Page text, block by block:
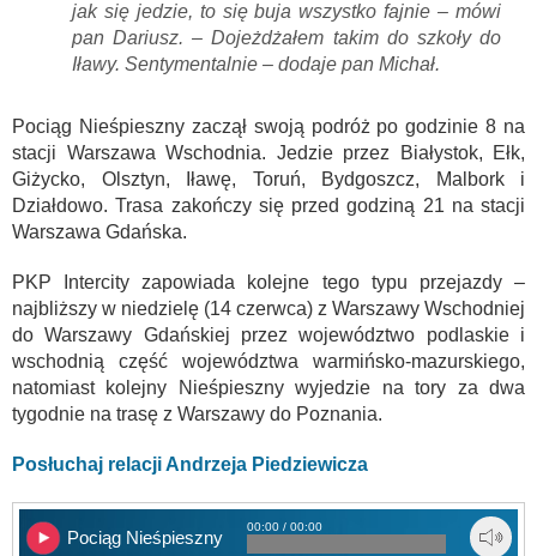
jak się jedzie, to się buja wszystko fajnie – mówi
pan Dariusz. – Dojeżdżałem takim do szkoły do
Iławy. Sentymentalnie – dodaje pan Michał.
Pociąg Nieśpieszny zaczął swoją podróż po godzinie 8 na
stacji Warszawa Wschodnia. Jedzie przez Białystok, Ełk,
Giżycko, Olsztyn, Iławę, Toruń, Bydgoszcz, Malbork i
Działdowo. Trasa zakończy się przed godziną 21 na stacji
Warszawa Gdańska.
PKP Intercity zapowiada kolejne tego typu przejazdy –
najbliższy w niedzielę (14 czerwca) z Warszawy Wschodniej
do Warszawy Gdańskiej przez województwo podlaskie i
wschodnią część województwa warmińsko-mazurskiego,
natomiast kolejny Nieśpieszny wyjedzie na tory za dwa
tygodnie na trasę z Warszawy do Poznania.
Posłuchaj relacji Andrzeja Piedziewicza
Pociąg Nieśpieszny
00:00 / 00:00